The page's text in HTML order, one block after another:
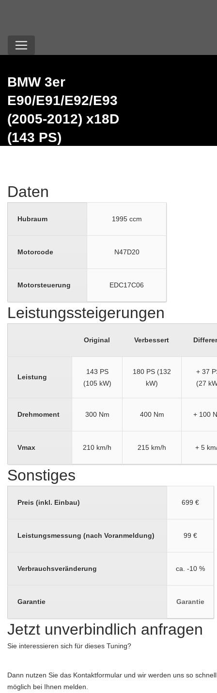
BMW 3er
E90/E91/E92/E93
(2005-2012) x18D
(143 PS)
Daten
Hubraum 1995 ccm
Motorcode N47D20
Motorsteuerung EDC17C06
Leistungssteigerungen
Original Verbessert
Leistung
143 PS
(105 kW)
180 PS (132
kW)
+ 37
(27
Drehmoment 300 Nm 400 Nm + 100
Vmax 210 km/h 215 km/h + 5
Sonstiges
Preis (inkl. Einbau) 699 €
Leistungsmessung (nach Voranmeldung) 99 €
Verbrauchsveränderung ca. -10 %
Garantie Garantie
Jetzt unverbindlich anfragen
Sie interessieren sich für dieses Tuning?
Dann nutzen Sie das Kontaktformular und wir werden uns so
möglich bei Ihnen melden.